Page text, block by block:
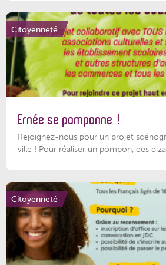
Citoyenneté
Ernée se pomponne !
Rejoignez-nous pour un projet
ville ! Pour réaliser un pompon, des
Citoyenneté